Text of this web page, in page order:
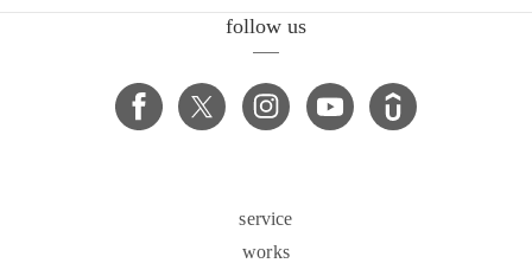
follow us
service
works